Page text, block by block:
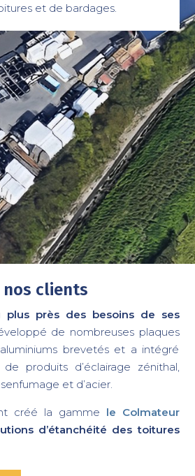
et de bardages.
nos clients
plus près des besoins de ses
de nombreuses plaques
brevetés et a intégré
produits d’éclairage zénithal,
et d’acier.
créé la gamme le Colmateur
d’étanchéité des toitures